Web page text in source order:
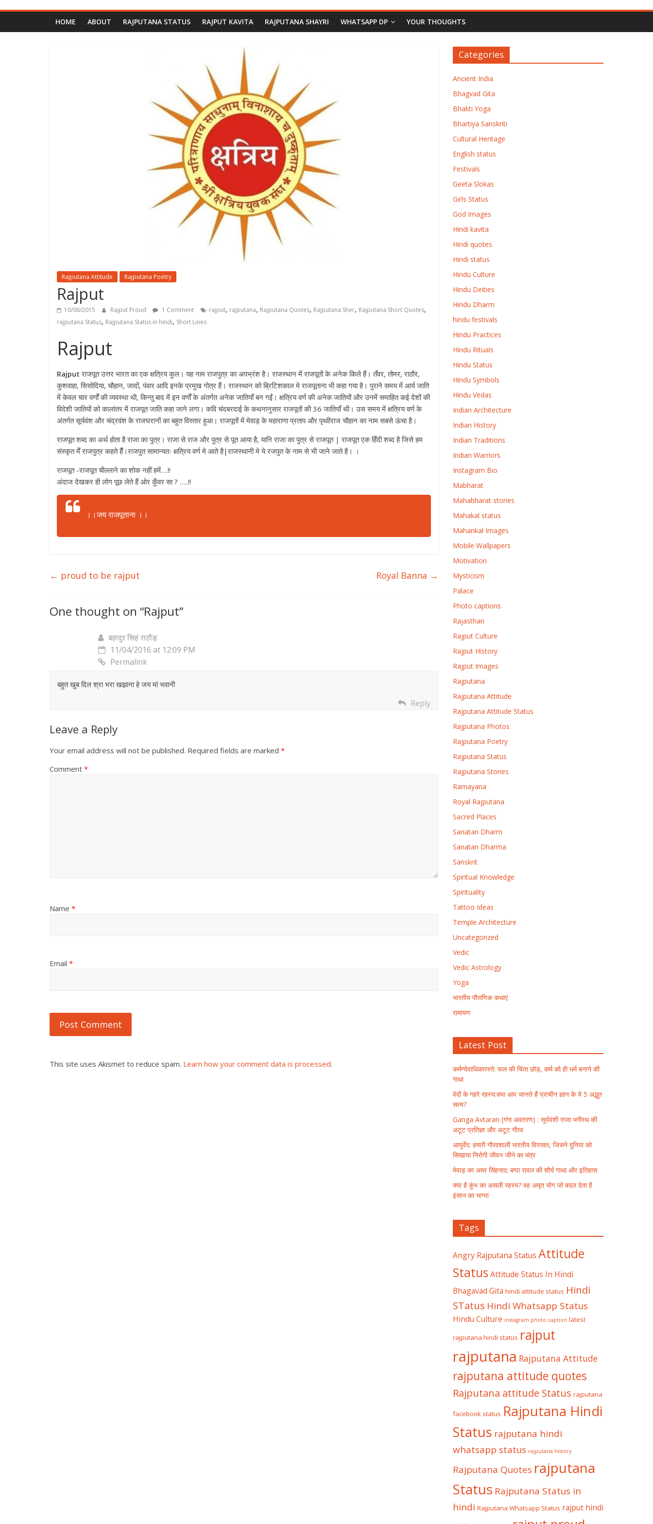
HOME ABOUT RAJPUTANA STATUS RAJPUT KAVITA RAJPUTANA SHAYRI WHATSAPP DP YOUR THOUGHTS
Rajputana Attitude Rajputana Poetry
Rajput
10/06/2015 Rajput Proud 1 Comment rajput, rajputana, Rajputana Quotes, Rajputana Sher, Rajputana Short Quotes,
rajputana Status, Rajputana Status in hindi, Short Lines
Rajput
Rajput राजपूत उत्तर भारत का एक क्षत्रिय कुल। यह नाम राजपुत्र का अपभ्रंश है। राजस्थान में राजपूतों के अनेक किले हैं। तँवर, तोमर, राठौर,
कुशवाहा, सिसोदिया, चौहान, जादों, पंवार आदि इनके प्रमुख गोत्र हैं। राजस्थान को ब्रिटिशकाल मे राजपूताना भी कहा गया है। पुराने समय में आर्य जाति
में केवल चार वर्णों की व्यवस्था थी, किन्तु बाद में इन वर्णों के अंतर्गत अनेक जातियाँ बन गईं। क्षत्रिय वर्ण की अनेक जातियों और उनमें समाहित कई देशों की
विदेशी जातियों को कालांतर में राजपूत जाति कहा जाने लगा। कवि चंदबरदाई के कथनानुसार राजपूतों की 36 जातियाँ थी। उस समय में क्षत्रिय वर्ण के
अंतर्गत सूर्यवंश और चंद्रवंश के राजघरानों का बहुत विस्तार हुआ। राजपूतों में मेवाड़ के महाराणा प्रताप और पृथ्वीराज चौहान का नाम सबसे ऊंचा है।
राजपूत शब्द का अर्थ होता है राजा का पुत्र। राजा से राज और पुत्र से पूत आया है, यानि राजा का पुत्र से राजपूत | राजपूत एक हिँदी शब्द है जिसे हम
संस्कृत मेँ राजपुत्र कहते हैँ।राजपुत सामान्यतः क्षत्रिय वर्ण मे आते है|राजस्थानी मे ये रजपुत के नाम से भी जाने जाते है। ।
राजपूत -राजपूत चील्लाने का शोक नहीं हमें….!!
अंदाज देखकर ही लोग पूछ लेते हैं ओर कुँवर सा ? …..!!
।।जय राजपूताना ।।
← proud to be rajput Royal Banna →
One thought on “Rajput”
बहादुर सिहं राठौड़
11/04/2016 at 12:09 PM
Permalink
बहुत खुब दिल श्रा भरा खझाना हे जय मां भवानी
Reply
Leave a Reply
Your email address will not be published. Required fields are marked *
Comment *
Name *
Email *
This site uses Akismet to reduce spam. Learn how your comment data is processed.
Categories
Ancient India
Bhagvad Gita
Bhakti Yoga
Bhartiya Sanskriti
Cultural Heritage
English status
Festivals
Geeta Slokas
Girls Status
God Images
Hindi kavita
Hindi quotes
Hindi status
Hindu Culture
Hindu Deities
Hindu Dharm
hindu festivals
Hindu Practices
Hindu Rituals
Hindu Status
Hindu Symbols
Hindu Vedas
Indian Architecture
Indian History
Indian Traditions
Indian Warriors
Instagram Bio
Mabharat
Mahabharat stories
Mahakal status
Mahankal Images
Mobile Wallpapers
Motivation
Mysticism
Palace
Photo captions
Rajasthan
Rajput Culture
Rajput History
Rajput Images
Rajputana
Rajputana Attitude
Rajputana Attitude Status
Rajputana Photos
Rajputana Poetry
Rajputana Status
Rajputana Stories
Ramayana
Royal Rajputana
Sacred Places
Sanatan Dharm
Sanatan Dharma
Sanskrit
Spiritual Knowledge
Spirituality
Tattoo Ideas
Temple Architecture
Uncategorized
Vedic
Vedic Astrology
Yoga
भारतीय पौराणिक कथाएं
रामायण
Latest Post
कर्मण्येवाधिकारस्ते: फल की चिंता छोड़, कर्म को ही धर्म बनाने की
गाथा
वेदों के गहरे रहस्य:क्या आप जानते हैं प्राचीन ज्ञान के ये 5 अद्भुत
सत्य?
Ganga Avtaran (गंगा अवतरण) : सूर्यवंशी राजा भगीरथ की
अटूट प्रतिज्ञा और अटूट गौरव
आयुर्वेद: हमारी गौरवशाली भारतीय विरासत, जिसने दुनिया को
सिखाया निरोगी जीवन जीने का मंत्र
मेवाड़ का अमर सिंहनाद: बप्पा रावल की शौर्य गाथा और इतिहास
क्या है कुंभ का असली रहस्य? वह अमृत योग जो बदल देता है
इंसान का भाग्य!
Tags
Angry Rajputana Status Attitude
Status Attitude Status In Hindi
Bhagavad Gita hindi attitude status Hindi
STatus Hindi Whatsapp Status
Hindu Culture instagram photo caption latest
rajputana hindi status rajput
rajputana Rajputana Attitude
rajputana attitude quotes
Rajputana attitude Status rajputana
facebook status Rajputana Hindi
Status rajputana hindi
whatsapp status rajputana history
Rajputana Quotes rajputana
Status Rajputana Status in
hindi Rajputana Whatsapp Status rajput hindi